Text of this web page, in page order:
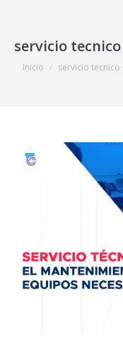
servicio
Estás aquí:
Inicio servicio